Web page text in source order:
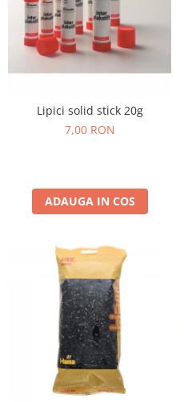
Vopsele
Biciclete si Triciclete
Biciclete VIKING
Biciclete Viking Challange
Triciclete
Camere Senzoriale
Echipamente camere senzoriale
Oferte pentru Camere Senzoriale
Creativitate si indemanare
Cuburi și cărămizi
Instrumente muzicale
Jucarii de constructii
Lipici solid stick 20g
7,00 RON
ADAUGA IN COS